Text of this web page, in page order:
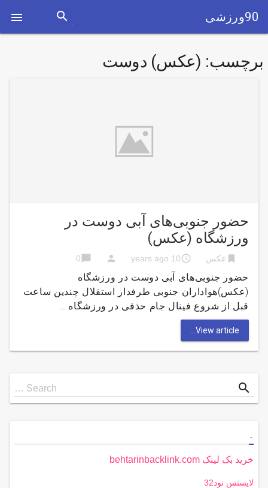
 90ورزشی search
برچسب: (عکس) دوست
حضور جنوبی‌های آبی دوست در
ورزشگاه (عکس)
bookmark عکس access_time
10 years ago
person
chat_bubble
0
حضور جنوبی‌های آبی دوست در ورزشگاه
(عکس)هواداران جنوبی طرفدار استقلال چندین ساعت
قبل از شروع فینال جام حذفی در ورزشگاه …
View article...
Search
for
Search … search
.
خرید بک لینک behtarinbacklink.com
لایسنس نود32